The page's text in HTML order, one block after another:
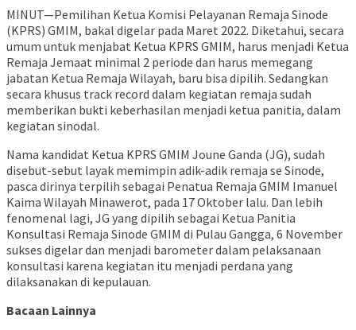
MINUT—Pemilihan Ketua Komisi Pelayanan Remaja Sinode
(KPRS) GMIM, bakal digelar pada Maret 2022. Diketahui, secara
umum untuk menjabat Ketua KPRS GMIM, harus menjadi Ketua
Remaja Jemaat minimal 2 periode dan harus memegang
jabatan Ketua Remaja Wilayah, baru bisa dipilih. Sedangkan
secara khusus track record dalam kegiatan remaja sudah
memberikan bukti keberhasilan menjadi ketua panitia, dalam
kegiatan sinodal.
Nama kandidat Ketua KPRS GMIM Joune Ganda (JG), sudah
disebut-sebut layak memimpin adik-adik remaja se Sinode,
pasca dirinya terpilih sebagai Penatua Remaja GMIM Imanuel
Kaima Wilayah Minawerot, pada 17 Oktober lalu. Dan lebih
fenomenal lagi, JG yang dipilih sebagai Ketua Panitia
Konsultasi Remaja Sinode GMIM di Pulau Gangga, 6 November
sukses digelar dan menjadi barometer dalam pelaksanaan
konsultasi karena kegiatan itu menjadi perdana yang
dilaksanakan di kepulauan.
Bacaan Lainnya